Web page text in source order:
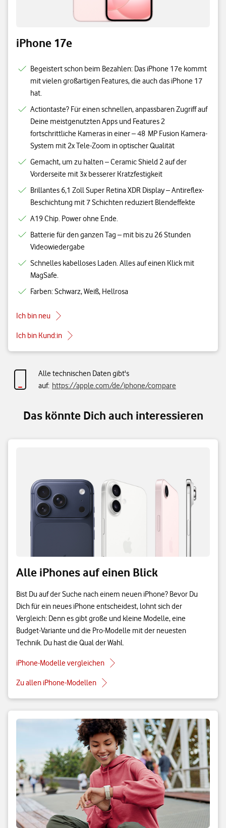
iPhone 17e
Begeistert schon beim Bezahlen: Das iPhone 17e kommt
mit vielen großartigen Features, die auch das iPhone 17
hat.
Actiontaste? Für einen schnellen, anpassbaren Zugriff auf
Deine meistgenutzten Apps und Features 2
fortschrittliche Kameras in einer – 48 MP Fusion Kamera-
System mit 2x Tele-Zoom in optischer Qualität
Gemacht, um zu halten – Ceramic Shield 2 auf der
Vorderseite mit 3x besserer Kratzfestigkeit
Brillantes 6,1 Zoll Super Retina XDR Display – Antireflex-
Beschichtung mit 7 Schichten reduziert Blendeffekte
A19 Chip. Power ohne Ende.
Batterie für den ganzen Tag – mit bis zu 26 Stunden
Videowiedergabe
Schnelles kabelloses Laden. Alles auf einen Klick mit
MagSafe.
Farben: Schwarz, Weiß, Hellrosa
Ich bin neu
Ich bin Kund:in
Alle technischen Daten gibt's
auf: https://apple.com/de/iphone/compare
Das könnte Dich auch interessieren
Alle iPhones auf einen Blick
Bist Du auf der Suche nach einem neuen iPhone? Bevor Du
Dich für ein neues iPhone entscheidest, lohnt sich der
Vergleich: Denn es gibt große und kleine Modelle, eine
Budget-Variante und die Pro-Modelle mit der neuesten
Technik. Du hast die Qual der Wahl.
iPhone-Modelle vergleichen
Zu allen iPhone-Modellen